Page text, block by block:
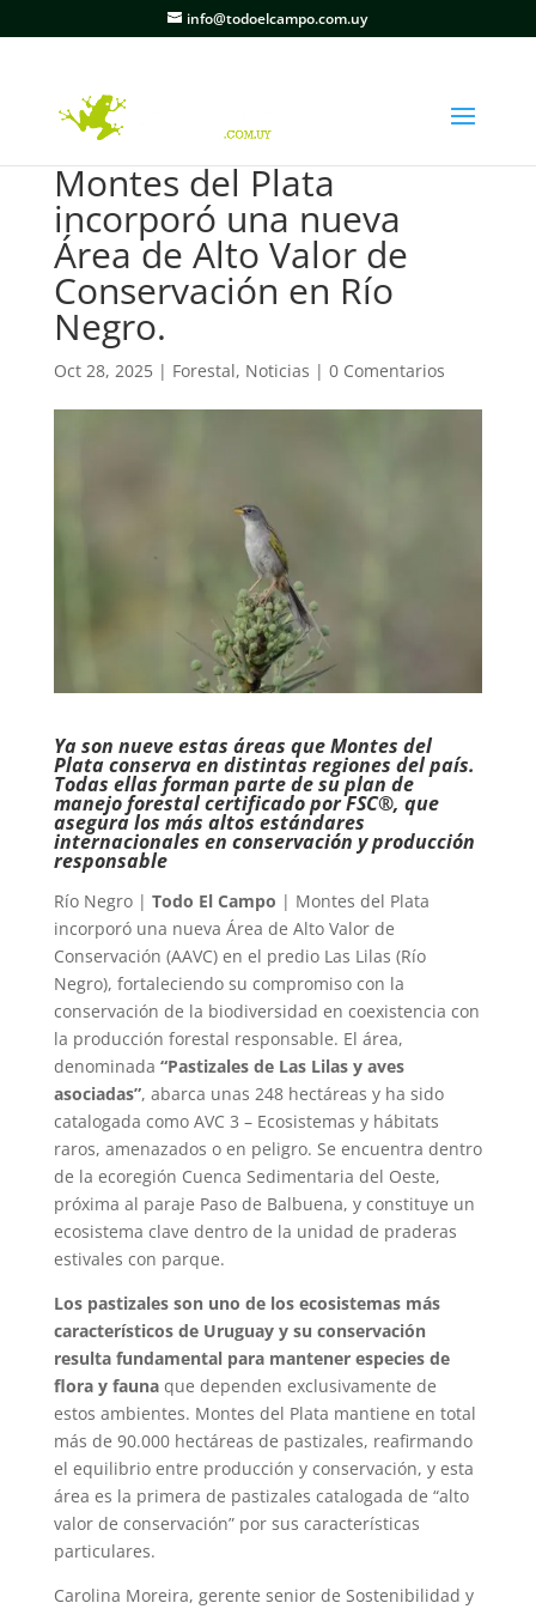
info@todoelcampo.com.uy
Montes del Plata
incorporó una nueva
Área de Alto Valor de
Conservación en Río
Negro.
Oct 28, 2025| Forestal, Noticias | 0 Comentarios
Ya son nueve estas áreas que Montes del
Plata conserva en distintas regiones del país.
Todas ellas forman parte de su plan de
manejo forestal certificado por FSC®, que
asegura los más altos estándares
internacionales en conservación y producción
responsable
Río Negro | Todo El Campo | Montes del Plata
incorporó una nueva Área de Alto Valor de
Conservación (AAVC) en el predio Las Lilas (Río
Negro), fortaleciendo su compromiso con la
conservación de la biodiversidad en coexistencia con
la producción forestal responsable. El área,
denominada “Pastizales de Las Lilas y aves
asociadas”, abarca unas 248 hectáreas y ha sido
catalogada como AVC 3 – Ecosistemas y hábitats
raros, amenazados o en peligro. Se encuentra dentro
de la ecoregión Cuenca Sedimentaria del Oeste,
próxima al paraje Paso de Balbuena, y constituye un
ecosistema clave dentro de la unidad de praderas
estivales con parque.
Los pastizales son uno de los ecosistemas más
característicos de Uruguay y su conservación
resulta fundamental para mantener especies de
flora y faunaque dependen exclusivamente de
estos ambientes. Montes del Plata mantiene en total
más de 90.000 hectáreas de pastizales, reafirmando
el equilibrio entre producción y conservación, y esta
área es la primera de pastizales catalogada de “alto
valor de conservación” por sus características
particulares.
Carolina Moreira, gerente senior de Sostenibilidad y